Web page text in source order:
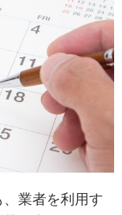
業者を利用す